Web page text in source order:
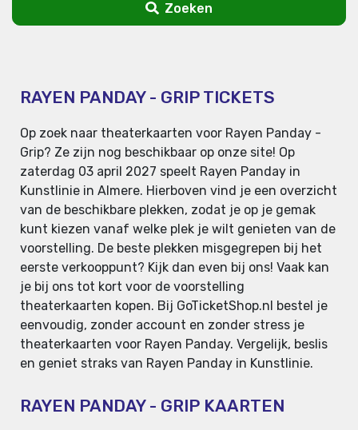
Zoeken
RAYEN PANDAY - GRIP TICKETS
Op zoek naar theaterkaarten voor Rayen Panday -
Grip? Ze zijn nog beschikbaar op onze site! Op
zaterdag 03 april 2027 speelt Rayen Panday in
Kunstlinie in Almere. Hierboven vind je een overzicht
van de beschikbare plekken, zodat je op je gemak
kunt kiezen vanaf welke plek je wilt genieten van de
voorstelling. De beste plekken misgegrepen bij het
eerste verkooppunt? Kijk dan even bij ons! Vaak kan
je bij ons tot kort voor de voorstelling
theaterkaarten kopen. Bij GoTicketShop.nl bestel je
eenvoudig, zonder account en zonder stress je
theaterkaarten voor Rayen Panday. Vergelijk, beslis
en geniet straks van Rayen Panday in Kunstlinie.
RAYEN PANDAY - GRIP KAARTEN